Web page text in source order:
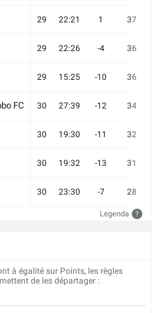
29 22:21 1 37
29 22:26 -4 36
29 15:25 -10 36
FC 30 27:39 -12 34
30 19:30 -11 32
30 19:32 -13 31
30 23:30 -7 28
Legenda ?
à égalité sur Points, les règles
de les départager :